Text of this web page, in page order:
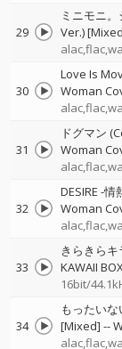
29
ミニモニ
Ver.)
30
Love Is
Woman
31
ドグマン
Woman
32
DESIRE -
Woman
33
きらきら
KAWAII
16bit/
34
もったい
[Mixed] --